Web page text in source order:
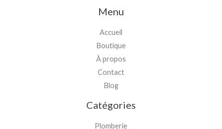
Menu
Accueil
Boutique
À propos
Contact
Blog
Catégories
Plomberie